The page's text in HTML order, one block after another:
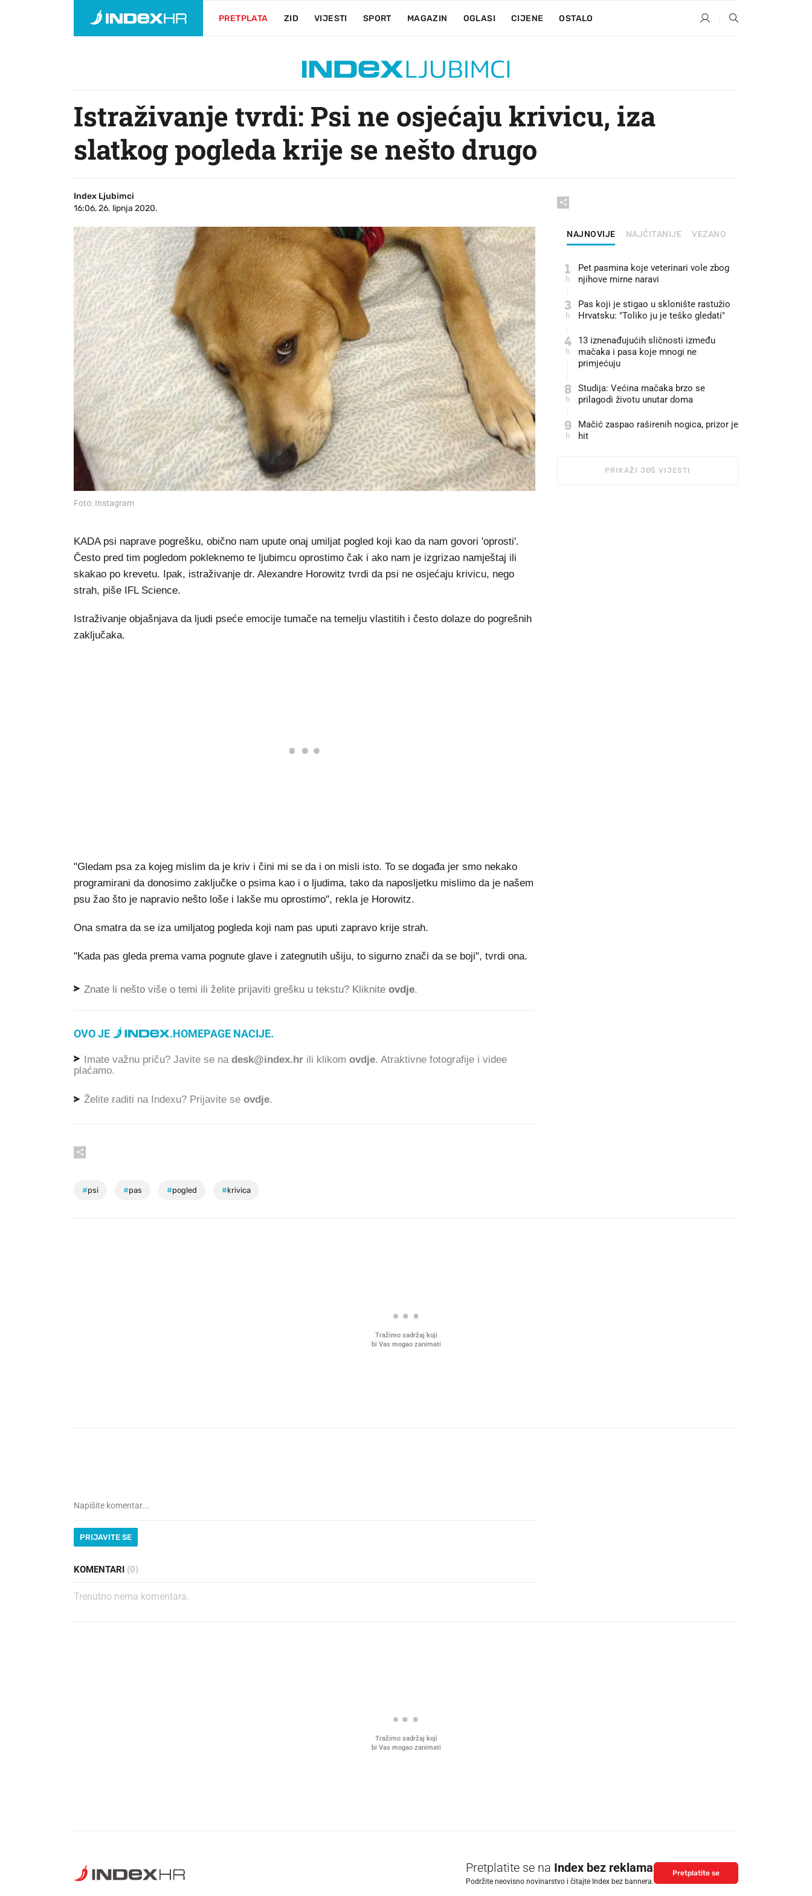
PRETPLATA ZID VIJESTI SPORT MAGAZIN OGLASI CIJENE OSTALO
Istraživanje tvrdi: Psi ne osjećaju krivicu, iza
slatkog pogleda krije se nešto drugo
Index Ljubimci
16:06, 26. lipnja 2020.
Foto: Instagram
KADA psi naprave pogrešku, obično nam upute onaj umiljat pogled koji kao da nam govori 'oprosti'.
Često pred tim pogledom pokleknemo te ljubimcu oprostimo čak i ako nam je izgrizao namještaj ili
skakao po krevetu. Ipak, istraživanje dr. Alexandre Horowitz tvrdi da psi ne osjećaju krivicu, nego
strah, piše IFL Science.
Istraživanje objašnjava da ljudi pseće emocije tumače na temelju vlastitih i često dolaze do pogrešnih
zaključaka.
"Gledam psa za kojeg mislim da je kriv i čini mi se da i on misli isto. To se događa jer smo nekako
programirani da donosimo zaključke o psima kao i o ljudima, tako da naposljetku mislimo da je našem
psu žao što je napravio nešto loše i lakše mu oprostimo", rekla je Horowitz.
Ona smatra da se iza umiljatog pogleda koji nam pas uputi zapravo krije strah.
"Kada pas gleda prema vama pognute glave i zategnutih ušiju, to sigurno znači da se boji", tvrdi ona.
Znate li nešto više o temi ili želite prijaviti grešku u tekstu? Kliknite ovdje.
OVO JE .HOMEPAGE NACIJE.
Imate važnu priču? Javite se na desk@index.hr ili klikom ovdje. Atraktivne fotografije i videe
plaćamo.
Želite raditi na Indexu? Prijavite se ovdje.
#psi #pas #pogled #krivica
NAJNOVIJE NAJČITANIJE VEZANO
1
h
Pet pasmina koje veterinari vole zbog
njihove mirne naravi
3
h
Pas koji je stigao u sklonište rastužio
Hrvatsku: "Toliko ju je teško gledati"
4
h
13 iznenađujućih sličnosti između
mačaka i pasa koje mnogi ne
primjećuju
8
h
Studija: Većina mačaka brzo se
prilagodi životu unutar doma
9
h
Mačić zaspao raširenih nogica, prizor je
hit
PRIKAŽI JOŠ VIJESTI
Tražimo sadržaj koji
bi Vas mogao zanimati
PRIJAVITE SE
KOMENTARI (0)
Trenutno nema komentara.
Tražimo sadržaj koji
bi Vas mogao zanimati
Pretplatite se na Index bez reklama
Podržite neovisno novinarstvo i čitajte Index bez bannera.
Pretplatite se